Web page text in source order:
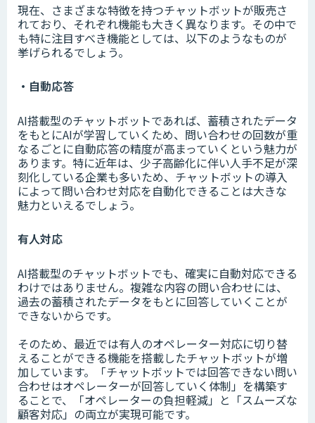
現在、さまざまな特徴を持つチャットボットが販売さ
れており、それぞれ機能も大きく異なります。その中で
も特に注目すべき機能としては、以下のようなものが
挙げられるでしょう。
・自動応答
AI搭載型のチャットボットであれば、蓄積されたデータ
をもとにAIが学習していくため、問い合わせの回数が重
なるごとに自動応答の精度が高まっていくという魅力が
あります。特に近年は、少子高齢化に伴い人手不足が深
刻化している企業も多いため、チャットボットの導入
によって問い合わせ対応を自動化できることは大きな
魅力といえるでしょう。
有人対応
AI搭載型のチャットボットでも、確実に自動対応できる
わけではありません。複雑な内容の問い合わせには、
過去の蓄積されたデータをもとに回答していくことが
できないからです。
そのため、最近では有人のオペレーター対応に切り替
えることができる機能を搭載したチャットボットが増
加しています。「チャットボットでは回答できない問い
合わせはオペレーターが回答していく体制」を構築す
ることで、「オペレーターの負担軽減」と「スムーズな
顧客対応」の両立が実現可能です。